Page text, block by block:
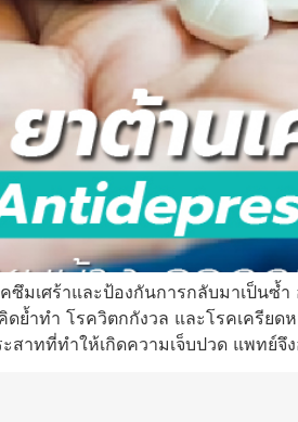
มเศร้าและป้องกันการกลับมาเป็นซ้
ย้ำทำ โรควิตกกังวล และโรคเครีย
ทที่ทำให้เกิดความเจ็บปวด แพทย์จึ